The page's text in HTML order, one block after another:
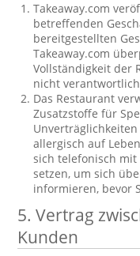
Takeaway.com
betreffenden
bereitgestellten
Takeaway.com
Vollständigkeit der
nicht
Das Restaurant
Zusatzstoffe für
allergisch auf
sich telefonisch
setzen, um sich
informieren, bevor
5. Vertrag
Kunden